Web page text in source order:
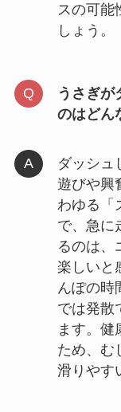
スの可能
しょう。
うさぎが
のはどん
ダッシュ
遊びや興
わゆる「
で、急に
るのは、
楽しいと
んぽの時
では発散
ます。健
ため、む
滑りやす